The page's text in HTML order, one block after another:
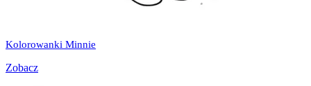
Kolorowanki Minnie
Zobacz